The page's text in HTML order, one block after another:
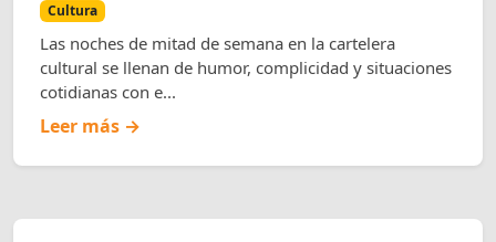
Cultura
Las noches de mitad de semana en la cartelera
cultural se llenan de humor, complicidad y situaciones
cotidianas con e...
Leer más →